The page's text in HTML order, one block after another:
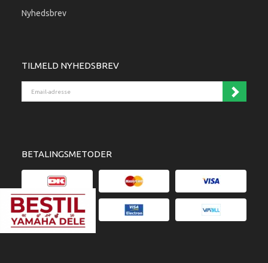
Nyhedsbrev
TILMELD NYHEDSBREV
BETALINGSMETODER